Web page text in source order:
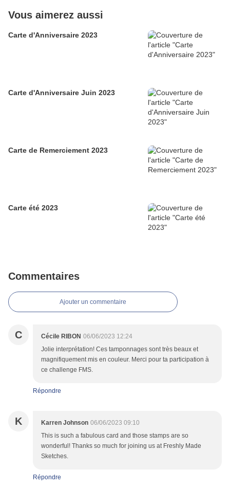
Vous aimerez aussi
Carte d'Anniversaire 2023
Carte d'Anniversaire Juin 2023
Carte de Remerciement 2023
Carte été 2023
Commentaires
Ajouter un commentaire
C Cécile RIBON 06/06/2023 12:24
Jolie interprétation! Ces tamponnages sont très beaux et
magnifiquement mis en couleur. Merci pour ta participation à
ce challenge FMS.
Répondre
K Karren Johnson 06/06/2023 09:10
This is such a fabulous card and those stamps are so
wonderful! Thanks so much for joining us at Freshly Made
Sketches.
Répondre